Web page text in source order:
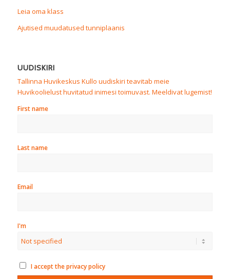
Leia oma klass
Ajutised muudatused tunniplaanis
UUDISKIRI
Tallinna Huvikeskus Kullo uudiskiri teavitab meie
Huvikoolielust huvitatud inimesi toimuvast. Meeldivat lugemist!
First name
Last name
Email
I'm
I accept the privacy policy